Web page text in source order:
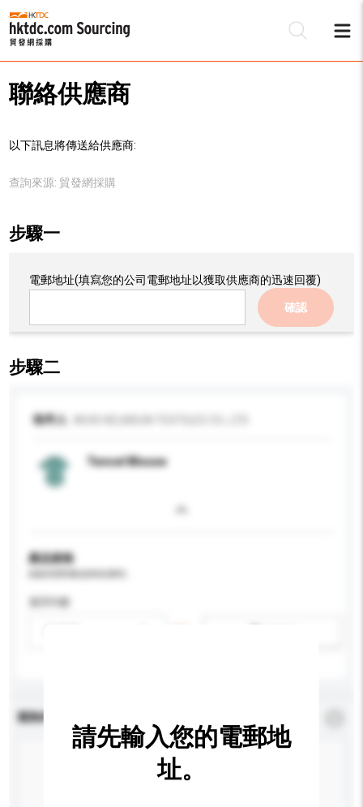
聯絡供應商
以下訊息將傳送給供應商:
查詢來源: 貿發網採購
步驟一
電郵地址(填寫您的公司電郵地址以獲取供應商的迅速回覆)
確認
步驟二
收件人
Tencel Blouse
產品規格
適用年齡
查詢內容
請先輸入您的電郵地
址。